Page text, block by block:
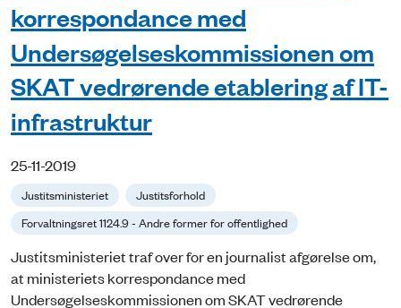
korrespondance med
Undersøgelseskommissionen om
SKAT vedrørende etablering af IT-
infrastruktur
25-11-2019
Justitsministeriet
Justitsforhold
Forvaltningsret 1124.9 - Andre former for offentlighed
Justitsministeriet traf over for en journalist afgørelse om,
at ministeriets korrespondance med
Undersøgelseskommissionen om SKAT vedrørende